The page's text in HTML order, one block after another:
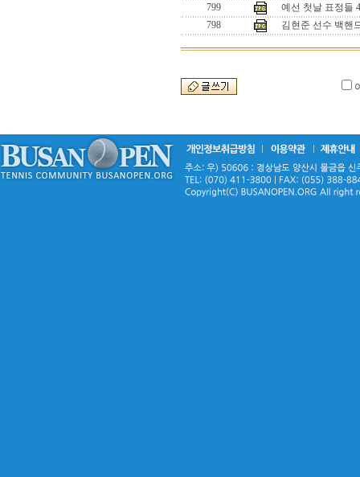
799
예선 첫날 표정들 4
798
김현준 선수 백핸